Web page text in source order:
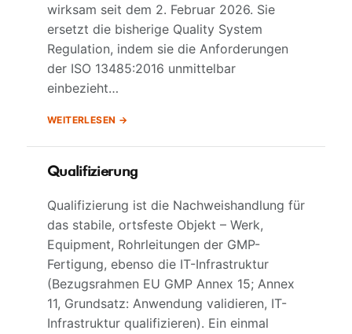
wirksam seit dem 2. Februar 2026. Sie
ersetzt die bisherige Quality System
Regulation, indem sie die Anforderungen
der ISO 13485:2016 unmittelbar
einbezieht…
WEITERLESEN
Qualifizierung
Qualifizierung ist die Nachweishandlung für
das stabile, ortsfeste Objekt – Werk,
Equipment, Rohrleitungen der GMP-
Fertigung, ebenso die IT-Infrastruktur
(Bezugsrahmen EU GMP Annex 15; Annex
11, Grundsatz: Anwendung validieren, IT-
Infrastruktur qualifizieren). Ein einmal